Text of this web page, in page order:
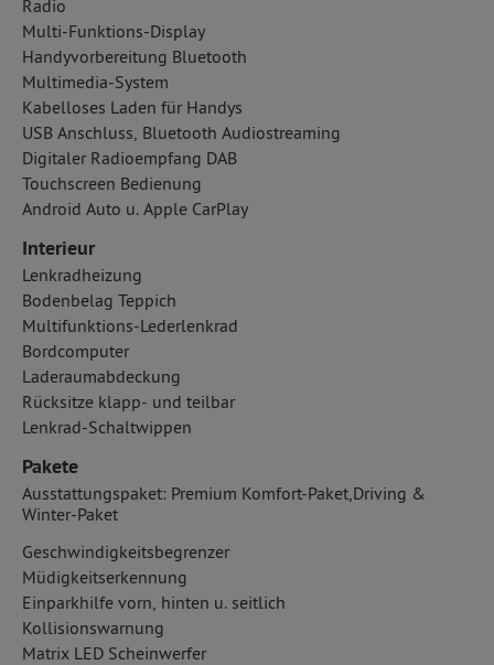
Radio
Multi-Funktions-Display
Handyvorbereitung Bluetooth
Multimedia-System
Kabelloses Laden für Handys
USB Anschluss, Bluetooth Audiostreaming
Digitaler Radioempfang DAB
Touchscreen Bedienung
Android Auto u. Apple CarPlay
Interieur
Lenkradheizung
Bodenbelag Teppich
Multifunktions-Lederlenkrad
Bordcomputer
Laderaumabdeckung
Rücksitze klapp- und teilbar
Lenkrad-Schaltwippen
Pakete
Ausstattungspaket: Premium Komfort-Paket,Driving &
Winter-Paket
Geschwindigkeitsbegrenzer
Müdigkeitserkennung
Einparkhilfe vorn, hinten u. seitlich
Kollisionswarnung
Matrix LED Scheinwerfer